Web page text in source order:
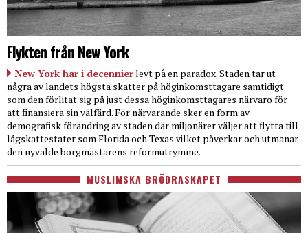
Flykten från New York
New York har i decennierlevt på en paradox. Staden tar ut
några av landets högsta skatter på höginkomsttagare samtidigt
som den förlitat sig på just dessa höginkomsttagares närvaro för
att finansiera sin välfärd. För närvarande sker en form av
demografisk förändring av staden där miljonärer väljer att flytta till
lågskattestater som Florida och Texas vilket påverkar och utmanar
den nyvalde borgmästarens reformutrymme.
MUSLIMSKA BRÖDRASKAPET